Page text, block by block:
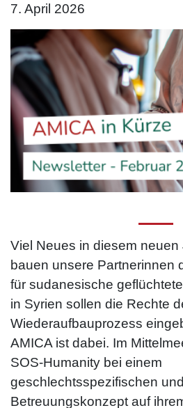
7. April 2026
Viel Neues in diesem neuen
bauen unsere Partnerinnen
für sudanesische
in Syrien sollen die Rechte
Wiederaufbauprozess
AMICA ist dabei. Im
SOS-Humanity bei einem
geschlechtsspezifischen
Betreuungskonzept auf